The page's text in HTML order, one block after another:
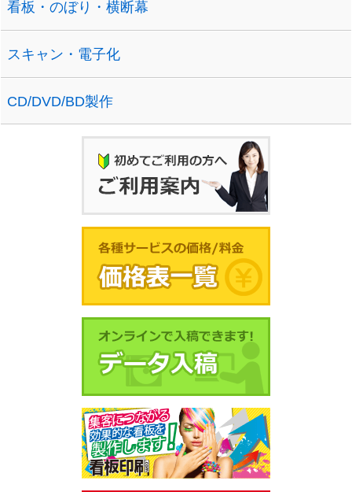
看板・のぼり・横断幕
スキャン・電子化
CD/DVD/BD製作